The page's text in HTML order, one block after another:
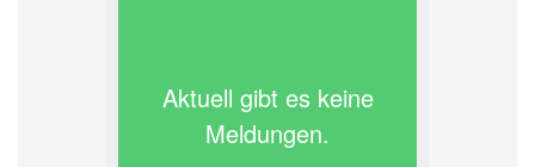
Aktuell gibt es keine
Meldungen.